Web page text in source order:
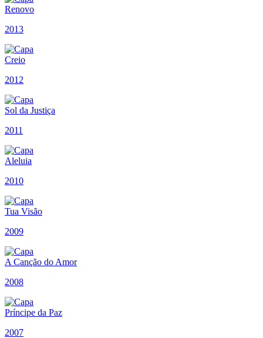
Renovo
2013
Creio
2012
Sol da Justiça
2011
Aleluia
2010
Tua Visão
2009
A Canção do Amor
2008
Príncipe da Paz
2007